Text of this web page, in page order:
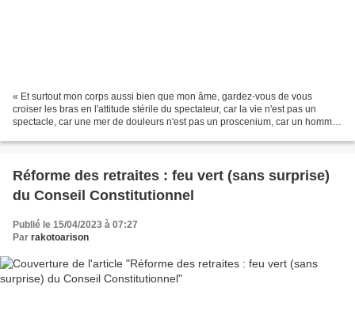
« Et surtout mon corps aussi bien que mon âme, gardez-vous de vous
croiser les bras en l'attitude stérile du spectateur, car la vie n'est pas un
spectacle, car une mer de douleurs n'est pas un proscenium, car un homme
Réforme des retraites : feu vert (sans surprise)
du Conseil Constitutionnel
Publié le 15/04/2023 à 07:27
Par rakotoarison